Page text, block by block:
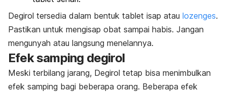
Degirol tersedia dalam bentuk tablet isap atau lozenges.
Pastikan untuk mengisap obat sampai habis. Jangan
mengunyah atau langsung menelannya.
Efek samping degirol
Meski terbilang jarang, Degirol tetap bisa menimbulkan
efek samping bagi beberapa orang. Beberapa efek